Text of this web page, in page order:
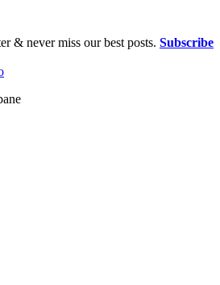
& never miss our best posts. Subscribe